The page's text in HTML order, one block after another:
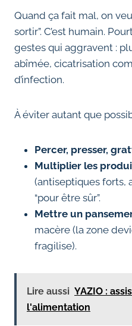
Quand ça fait mal, on
sortir”. C’est humain.
gestes qui aggravent :
abîmée, cicatrisation
d’infection.
À éviter autant que
Percer, presser,
Multiplier les
(antiseptiques forts,
“pour être sûr”.
Mettre un
macère (la zone
fragilise).
Lire aussi YAZIO :
l'alimentation